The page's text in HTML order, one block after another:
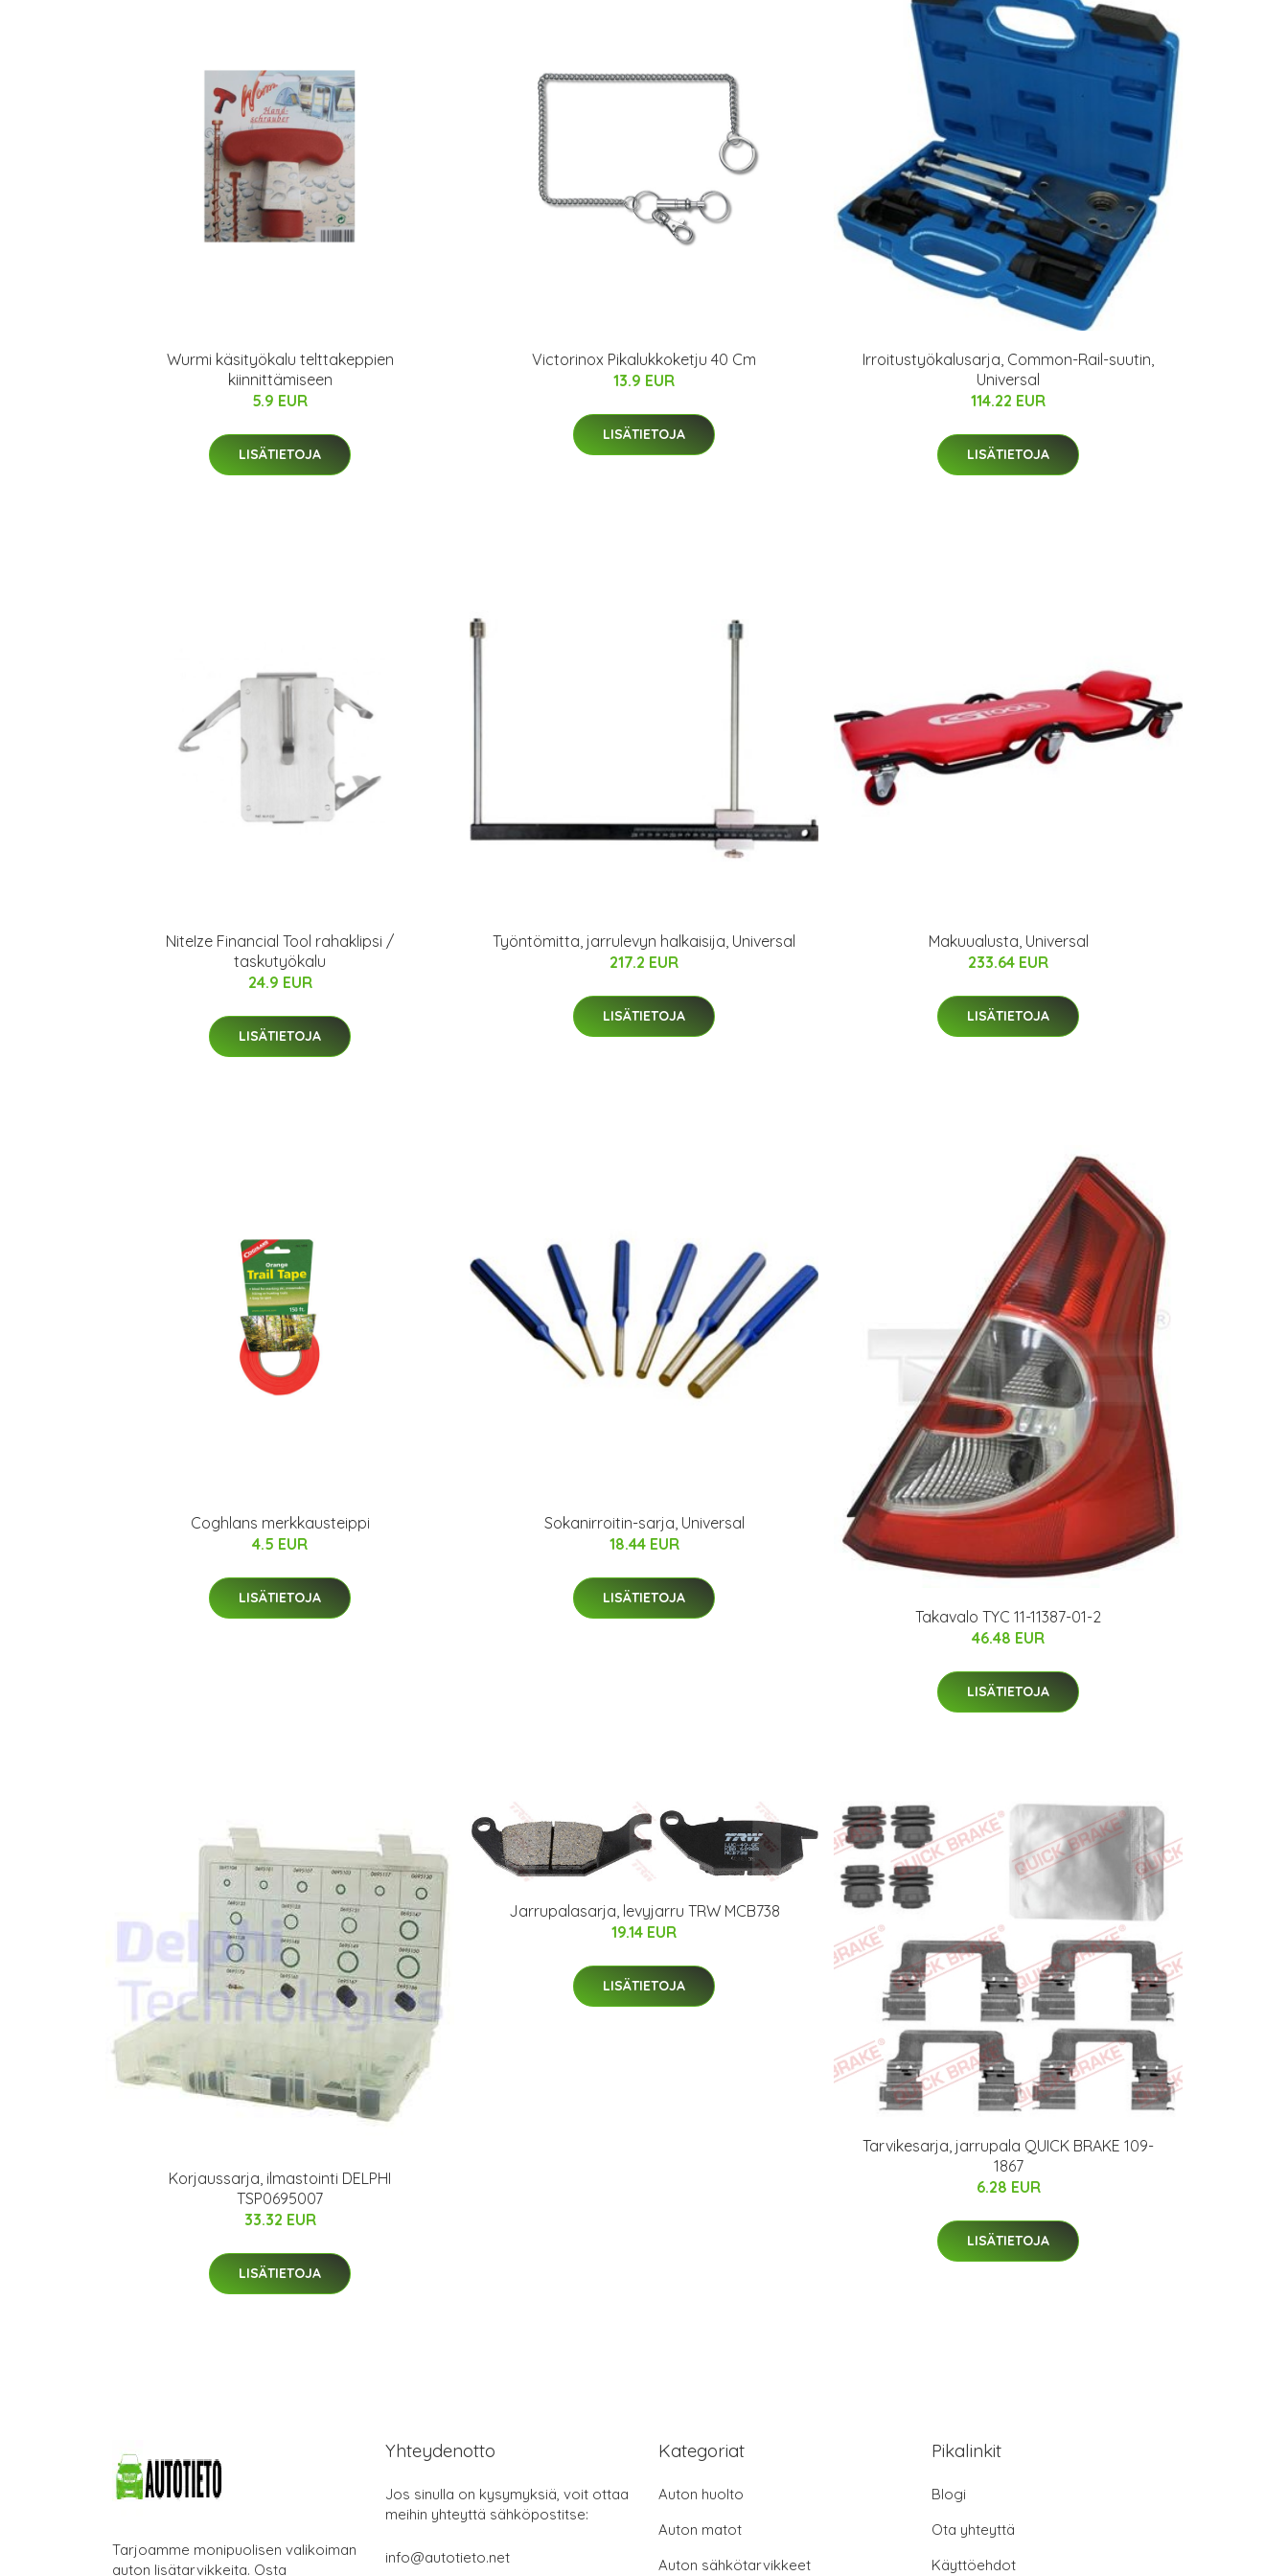
Wurmi käsityökalu telttakeppien
kiinnittämiseen
5.9 EUR
LISÄTIETOJA
Victorinox Pikalukkoketju 40 Cm
13.9 EUR
LISÄTIETOJA
Irroitustyökalusarja, Common-Rail-suutin,
Universal
114.22 EUR
LISÄTIETOJA
NiteIze Financial Tool rahaklipsi /
taskutyökalu
24.9 EUR
LISÄTIETOJA
Työntömitta, jarrulevyn halkaisija, Universal
217.2 EUR
LISÄTIETOJA
Makuualusta, Universal
233.64 EUR
LISÄTIETOJA
Coghlans merkkausteippi
4.5 EUR
LISÄTIETOJA
Sokanirroitin-sarja, Universal
18.44 EUR
LISÄTIETOJA
Takavalo TYC 11-11387-01-2
46.48 EUR
LISÄTIETOJA
Korjaussarja, ilmastointi DELPHI
TSP0695007
33.32 EUR
LISÄTIETOJA
Jarrupalasarja, levyjarru TRW MCB738
19.14 EUR
LISÄTIETOJA
Tarvikesarja, jarrupala QUICK BRAKE 109-
1867
6.28 EUR
LISÄTIETOJA
Tarjoamme monipuolisen valikoiman
auton lisätarvikkeita. Osta
Yhteydenotto
Jos sinulla on kysymyksiä, voit ottaa
meihin yhteyttä sähköpostitse:
info@autotieto.net
Kategoriat
Auton huolto
Auton matot
Auton sähkötarvikkeet
Pikalinkit
Blogi
Ota yhteyttä
Käyttöehdot